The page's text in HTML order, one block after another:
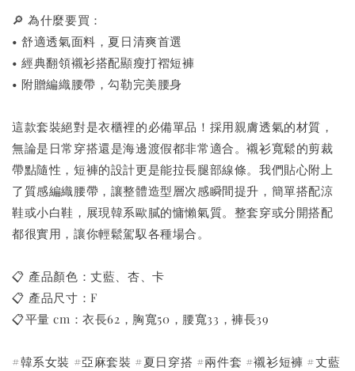
🔎 為什麼要買：
• 舒適透氣面料，夏日清爽首選
• 經典翻領襯衫搭配顯瘦打褶短褲
• 附贈編織腰帶，勾勒完美腰身
這款套裝絕對是衣櫃裡的必備單品！採用親膚透氣的材質，
無論是日常穿搭還是海邊渡假都非常適合。襯衫寬鬆的剪裁
帶點隨性，短褲的設計更是能拉長腿部線條。我們貼心附上
了質感編織腰帶，讓整體造型層次感瞬間提升，簡單搭配涼
鞋或小白鞋，展現韓系歐膩的慵懶氣質。整套穿或分開搭配
都很實用，讓你輕鬆駕馭各種場合。
📋 產品顏色：丈藍、杏、卡
📋 產品尺寸：F
📋平量 cm：衣長62，胸寬50，腰寬33，褲長39
#韓系女裝 #亞麻套裝 #夏日穿搭 #兩件套 #襯衫短褲 #丈藍